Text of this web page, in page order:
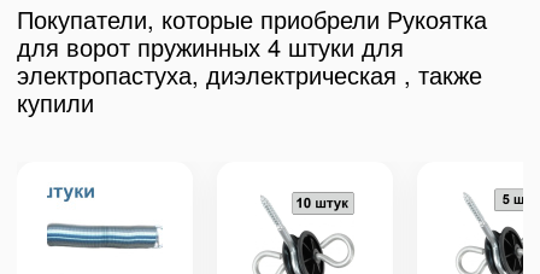
Покупатели, которые приобрели Рукоятка
для ворот пружинных 4 штуки для
электропастуха, диэлектрическая , также
купили